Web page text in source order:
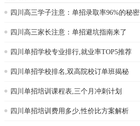
四川高三学子注意：单招录取率96%的秘密
四川高三家长注意：单招避坑指南来了
四川单招学校专业排行,就业率TOP5推荐
四川单招学校排名,双高院校订单班揭秘
四川单招培训课程表,三个月冲刺计划
四川单招培训费用多少,性价比方案解析